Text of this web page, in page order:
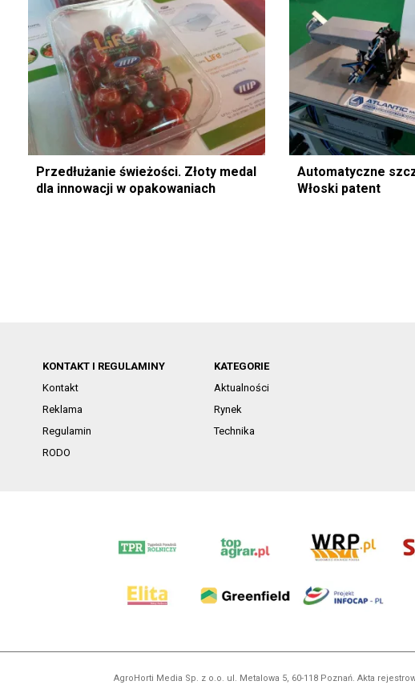
Przedłużanie świeżości. Złoty medal
dla innowacji w opakowaniach
Automatyczne
Włoski patent
KONTAKT I REGULAMINY
Kontakt
Reklama
Regulamin
RODO
KATEGORIE
Aktualności
Rynek
Technika
AgroHorti Media Sp. z o.o. ul. Metalowa 5, 60-118 Poznań. Akta